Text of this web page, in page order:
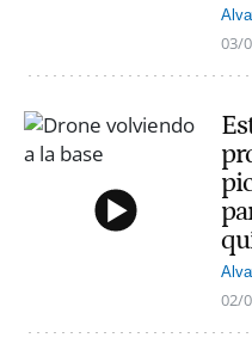
03/
02/